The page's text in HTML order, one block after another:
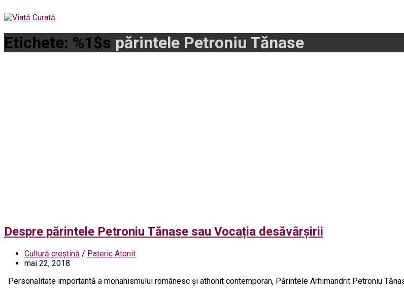
Etichete: %1$s părintele Petroniu Tănase
Despre părintele Petroniu Tănase sau Vocația desăvârșirii
Cultură creștină / Pateric Atonit
mai 22, 2018
Personalitate importantă a monahismului românesc și athonit contemporan, Părintele Arhimandrit Petroniu